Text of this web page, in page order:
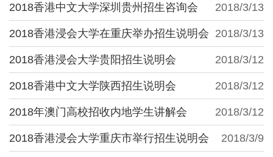
2018/3/13
2018香港中文大学深圳贵州招生咨询会
2018/3/13
2018香港浸会大学在重庆举办招生说明会
2018/3/12
2018香港浸会大学贵阳招生说明会
2018/3/12
2018香港中文大学陕西招生说明会
2018/3/12
2018年澳门高校招收内地学生讲解会
2018/3/9
2018香港浸会大学重庆市举行招生说明会